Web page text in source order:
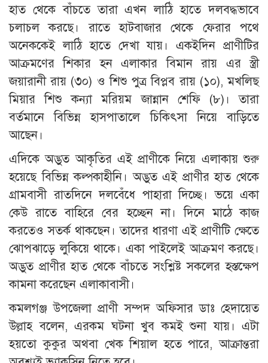
হাত থেকে বাঁচতে তারা এখন লাঠি হাতে দলবদ্ধভাবে
চলাচল করছে। রাতে হাটবাজার থেকে ফেরার পথে
অনেককেই লাঠি হাতে দেখা যায়। একইদিন প্রাণীটির
আক্রমণের শিকার হন এলাকার বিমান রায় এর স্ত্রী
জয়ারানী রায় (৩০) ও শিশু পুত্র বিপ্লব রায় (১০), মখলিছ
মিয়ার শিশু কন্যা মরিয়ম জান্নান শেফি (৮)। তারা
বর্তমানে বিভিন্ন হাসপাতালে চিকিৎসা নিয়ে বাড়িতে
আছেন।
এদিকে অদ্ভুত আকৃতির এই প্রাণীকে নিয়ে এলাকায় শুরু
হয়েছে বিভিন্ন কল্পকাহীনি। অদ্ভুত এই প্রাণীর হাত থেকে
গ্রামবাসী রাতদিনে দলবেঁধে পাহারা দিচ্ছে। ভয়ে একা
কেউ রাতে বাহিরে বের হচ্ছেন না। দিনে মাঠে কাজ
করতেও সতর্ক থাকছেন। তাদের ধারণা এই প্রাণীটি ক্ষেতে
ঝোপঝাড়ে লুকিয়ে থাকে। একা পাইলেই আক্রমণ করছে।
অদ্ভুত প্রাণীর হাত থেকে বাঁচতে সংশ্লিষ্ট সকলের হস্তক্ষেপ
কামনা করেছেন এলাকাবাসী।
কমলগঞ্জ উপজেলা প্রাণী সম্পদ অফিসার ডাঃ হেদায়েত
উল্লাহ বলেন, এরকম ঘটনা খুব কমই শুনা যায়। এটা
হয়তো কুকুর অথবা খেক শিয়াল হতে পারে, আক্রান্তরা